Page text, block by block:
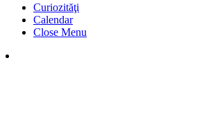
Curiozităţi
Calendar
Close Menu